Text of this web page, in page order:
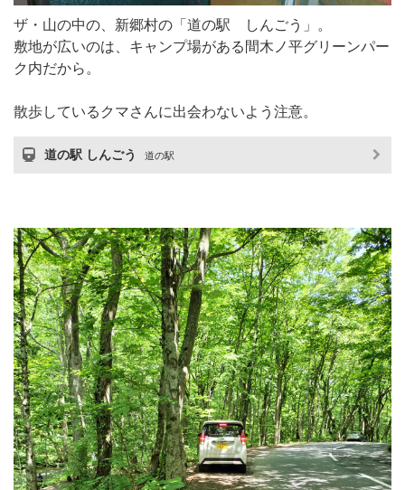
ザ・山の中の、新郷村の「道の駅 しんごう」。
敷地が広いのは、キャンプ場がある間木ノ平グリーンパー
ク内だから。
散歩しているクマさんに出会わないよう注意。
道の駅 しんごう 道の駅